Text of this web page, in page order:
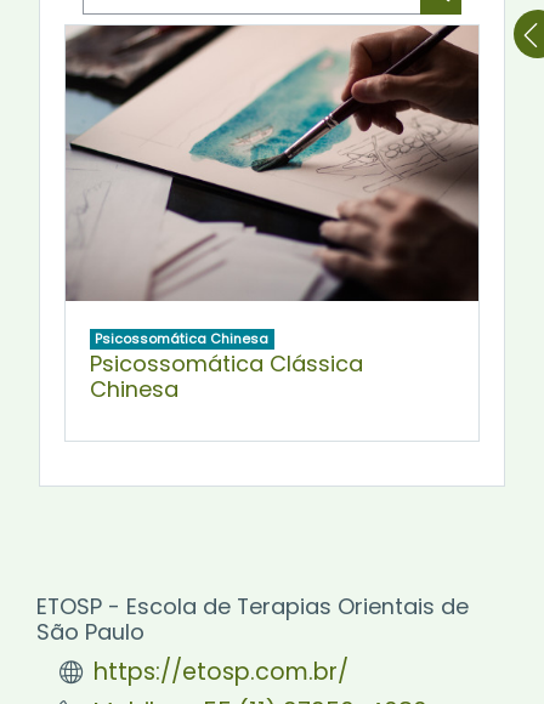
Buscar
Psicossomática Chinesa
Psicossomática Clássica
Chinesa
ETOSP - Escola de Terapias Orientais de
São Paulo
https://etosp.com.br/